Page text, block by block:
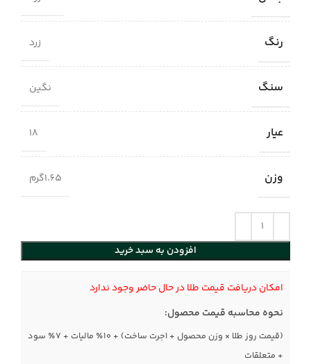
رنگ زرد
سنگ نگین
عیار 18
وزن 1.65گرم
افزودن به سبد خرید
امکان دریافت قیمت طلا در حال حاضر وجود ندارد
نحوه محاسبه قیمت محصول:
(قیمت روز طلا × وزن محصول + اجرت ساخت) + ۱۰٪ مالیات + ۷٪ سود
+ متعلقات